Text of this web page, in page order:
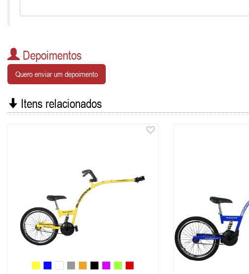
Depoimentos
Quero enviar um depoimento
Itens relacionados